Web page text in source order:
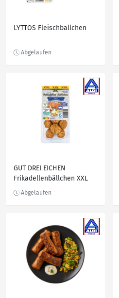
LYTTOS Fleischbällchen
GUT DREI EICHEN
Frikadellenbällchen XXL